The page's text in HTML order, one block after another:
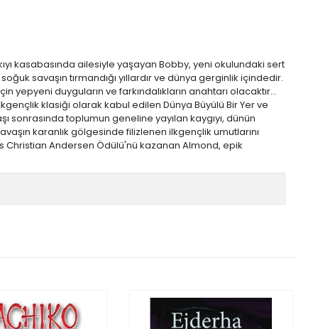
kasabasında ailesiyle yaşayan Bobby, yeni okulundaki sert
savaşın tırmandığı yıllardır ve dünya gerginlik içindedir.
duyguların ve farkındalıkların anahtarı olacaktır…
klasiği olarak kabul edilen Dünya Büyülü Bir Yer ve
sonrasında toplumun geneline yayılan kaygıyı, dünün
karanlık gölgesinde filizlenen ilkgençlik umutlarını
Christian Andersen Ödülü'nü kazanan Almond, epik